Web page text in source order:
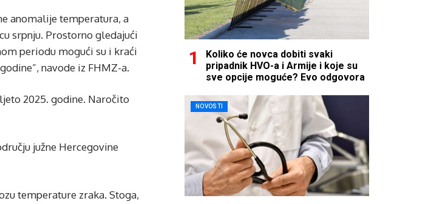
anomalije temperatura, a
srpnju. Prostorno gledajući
periodu mogući su i kraći
navode iz FHMZ-a.
2025. godine. Naročito
južne Hercegovine
temperature zraka. Stoga,
Koliko će novca dobiti svaki
pripadnik HVO-a i Armije i koje su
sve opcije moguće? Evo odgovora
NOVOSTI